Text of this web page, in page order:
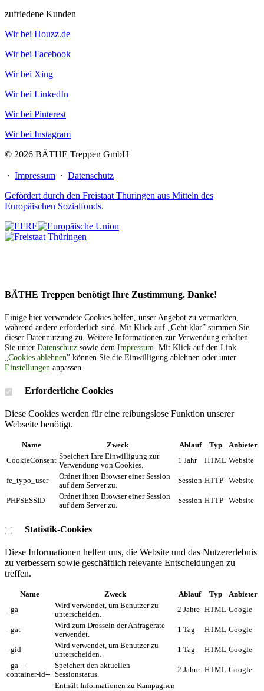
zufriedene Kunden
Wir bei Houzz.de
Wir bei Facebook
Wir bei Xing
Wir bei LinkedIn
Wir bei Pinterest
Wir bei Instagram
© 2026 BÄTHE Treppen GmbH
· Impressum · Datenschutz
Gefördert durch den Freistaat Thüringen aus Mitteln des
Europäischen Sozialfonds.
BÄTHE Treppen benötigt Ihre Zustimmung. Danke!
Einige hier verwendete Cookies helfen, unser Angebot zu vermarkten,
während andere erforderlich sind. Mit Klick auf „Geht klar” stimmen Sie
dieser Datennutzung zu. Weitere Informationen zur Verwendung erhalten
Sie unter Datenschutz sowie dem Impressum. Mit Klick auf den Link
„Cookies ablehnen” können Sie die Einwilligung ablehnen oder unter
Einstellungen anpassen.
Erforderliche Cookies
Diese Cookies werden für eine reibungslose Funktion unserer
Webseite benötigt.
Name Zweck Ablauf Typ
Anbieter
CookieConsent Speichert Ihre Einwilligung zur
Verwendung von Cookies.
1 Jahr HTML Website
fe_typo_user
Ordnet ihren Browser einer Session
auf dem Server zu.
Session HTTP Website
PHPSESSID
Ordnet ihren Browser einer Session
auf dem Server zu.
Session HTTP Website
Statistik-Cookies
Diese Informationen helfen uns, die Website und das Nutzererlebnis
zu verbessern sowie geschäftlich relevante Entscheidungen zu
treffen.
Name Zweck Ablauf Typ
Anbieter
_ga
Wird verwendet, um Benutzer zu
unterscheiden.
2 Jahre HTML Google
_gat
Wird zum Drosseln der Anfragerate
verwendet.
1 Tag HTML Google
_gid
Wird verwendet, um Benutzer zu
unterscheiden.
1 Tag HTML Google
_ga_--
container-id--
Speichert den aktuellen
Sessionstatus.
2 Jahre HTML Google
Enthält Informationen zu Kampagnen